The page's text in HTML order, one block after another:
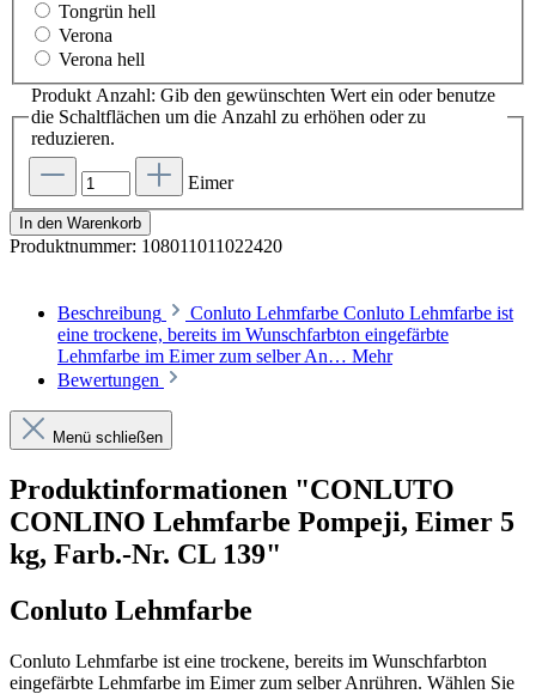
Tongrün hell
Verona
Verona hell
Produkt Anzahl: Gib den gewünschten Wert ein oder benutze
die Schaltflächen um die Anzahl zu erhöhen oder zu
reduzieren.
Eimer
In den Warenkorb
Produktnummer: 108011011022420
Beschreibung
Conluto Lehmfarbe Conluto Lehmfarbe ist
eine trockene, bereits im Wunschfarbton eingefärbte
Lehmfarbe im Eimer zum selber An… Mehr
Bewertungen
Menü schließen
Produktinformationen "CONLUTO
CONLINO Lehmfarbe Pompeji, Eimer 5
kg, Farb.-Nr. CL 139"
Conluto Lehmfarbe
Conluto Lehmfarbe ist eine trockene, bereits im Wunschfarbton
eingefärbte Lehmfarbe im Eimer zum selber Anrühren. Wählen Sie